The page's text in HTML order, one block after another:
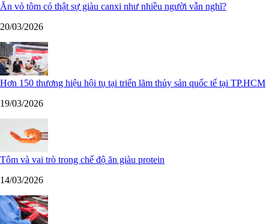
Ăn vỏ tôm có thật sự giàu canxi như nhiều người vẫn nghĩ?
20/03/2026
Hơn 150 thương hiệu hội tụ tại triển lãm thủy sản quốc tế tại TP.HCM
19/03/2026
Tôm và vai trò trong chế độ ăn giàu protein
14/03/2026